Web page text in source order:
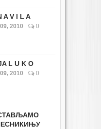
A V I L A
2010 0
L U K O
2010 0